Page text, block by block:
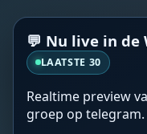
💬 Nu live in de
LAATSTE 30
Realtime preview
groep op telegram.
r het publiek
Geupload
Wereldwijde
03-2020